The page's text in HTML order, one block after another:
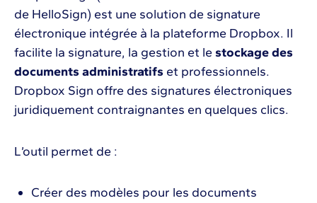
de HelloSign) est une solution de signature
électronique intégrée à la plateforme Dropbox. Il
facilite la signature, la gestion et le stockage des
documents administratifs et professionnels.
Dropbox Sign offre des signatures électroniques
juridiquement contraignantes en quelques clics.
L’outil permet de :
Créer des modèles pour les documents